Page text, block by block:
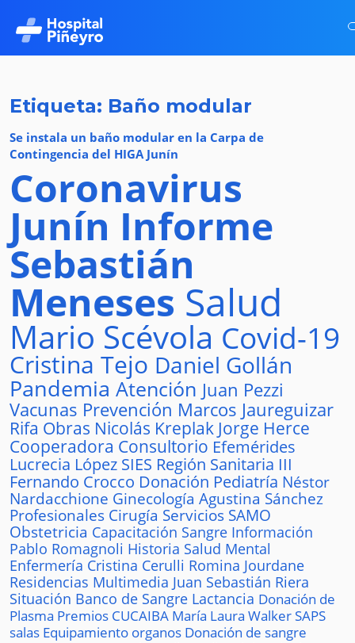
Etiqueta: Baño modular
Se instala un baño modular en la Carpa de
Contingencia del HIGA Junín
Coronavirus
Junín Informe
Sebastián
Meneses Salud
Mario Scévola Covid-19
Cristina Tejo Daniel Gollán
Pandemia Atención Juan Pezzi
Vacunas Prevención Marcos Jaureguizar
Rifa Obras Nicolás Kreplak Jorge Herce
Cooperadora Consultorio Efemérides
Lucrecia López SIES Región Sanitaria III
Fernando Crocco Donación Pediatría Néstor
Nardacchione Ginecología Agustina Sánchez
Profesionales Cirugía Servicios SAMO
Obstetricia Capacitación Sangre Información
Pablo Romagnoli Historia Salud Mental
Enfermería Cristina Cerulli Romina Jourdane
Residencias Multimedia Juan Sebastián Riera
Situación Banco de Sangre Lactancia Donación de
Plasma Premios CUCAIBA María Laura WalkerSAPS
salas Equipamiento organos Donación de sangre